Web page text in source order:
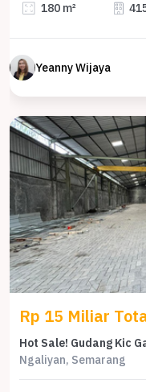
180 m²
Yeanny Wijaya
Rp 15 Miliar
Hot Sale! Gudang Kic
Ngaliyan, Semarang